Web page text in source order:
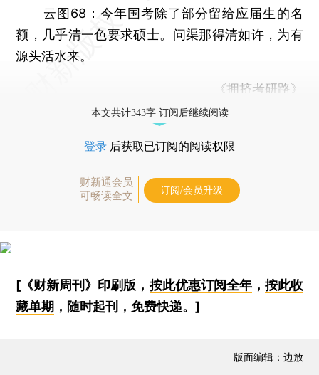
云图68： 今年国考除了部分留给应届生的名
额，几乎清一色要求硕士。问渠那得清如许，为有
源头活水来。
《拥挤考研路》
本文共计343字 订阅后继续阅读
登录 后获取已订阅的阅读权限
财新通会员
可畅读全文
订阅/会员升级
[《财新周刊》印刷版， 按此优惠订阅全年， 按此收
藏单期 ，随时起刊，免费快递。]
版面编辑：边放